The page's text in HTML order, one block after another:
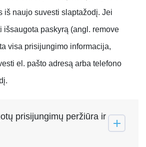
iš naujo suvesti slaptažodį. Jei
išsaugota paskyrą (angl. remove
visa prisijungimo informacija,
el. pašto adresą arba telefono
prisijungimų peržiūra ir